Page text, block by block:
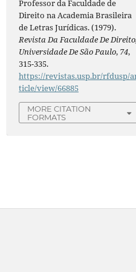
Professor da Faculdade de
Direito na Academia Brasileira
de Letras Jurídicas. (1979).
Revista Da Faculdade De
Universidade De São Paulo, 74,
315-335.
https://revistas.usp.br/rfdusp/
ticle/view/66885
MORE CITATION
FORMATS